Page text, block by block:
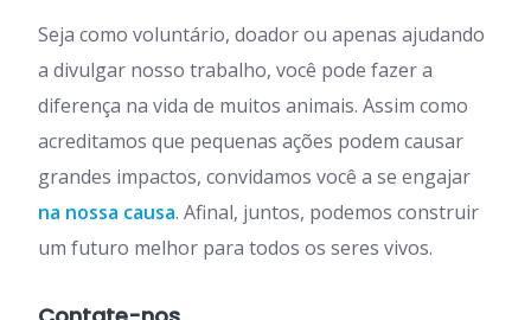
Seja como voluntário, doador ou apenas ajudando
a divulgar nosso trabalho, você pode fazer a
diferença na vida de muitos animais. Assim como
acreditamos que pequenas ações podem causar
grandes impactos, convidamos você a se engajar
na nossa causa. Afinal, juntos, podemos construir
um futuro melhor para todos os seres vivos.